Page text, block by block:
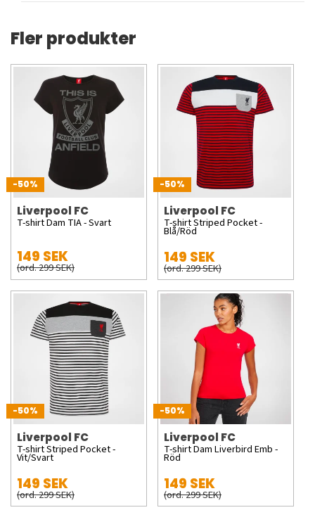
Fler produkter
-50%
Liverpool FC
T-shirt Dam TIA - Svart
149 SEK
(ord. 299 SEK)
-50%
Liverpool FC
T-shirt Striped Pocket -
Blå/Röd
149 SEK
(ord. 299 SEK)
-50%
Liverpool FC
T-shirt Striped Pocket -
Vit/Svart
149 SEK
(ord. 299 SEK)
-50%
Liverpool FC
T-shirt Dam Liverbird Emb -
Röd
149 SEK
(ord. 299 SEK)